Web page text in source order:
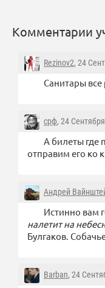
Комментарии
Rezinov2, 24
Санитары все
срф, 24
А билеты где
отправим его ко
Андрей
Истинно вам
налетит на
Булгаков.
Barban, 24